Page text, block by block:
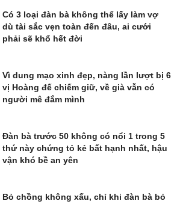
Có 3 loại đàn bà không thể lấy làm vợ
dù tài sắc vẹn toàn đến đâu, ai cưới
phải sẽ khổ hết đời
Vì dung mạo xinh đẹp, nàng lần lượt bị 6
vị Hoàng đế chiếm giữ, về già vẫn có
người mê đắm mình
Đàn bà trước 50 không có nổi 1 trong 5
thứ này chứng tỏ kẻ bất hạnh nhất, hậu
vận khó bề an yên
Bỏ chồng không xấu, chỉ khi đàn bà bỏ